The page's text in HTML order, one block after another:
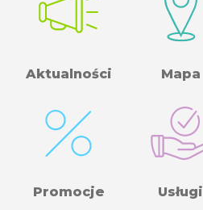
Aktualności Mapa
Promocje Usługi